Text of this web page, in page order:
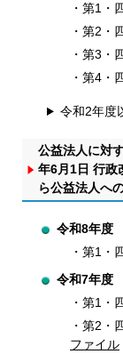
第1・
第2・
第3・
第4・
令和2年度
公益法人に対
年6月1日 行政
ら公益法人へ
令和8年度
第1・
令和7年度
第1・
第2・
ファイル